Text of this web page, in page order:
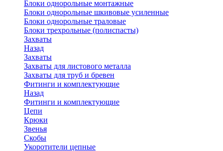
Блоки однорольные монтажные
Блоки однорольные шкивовые усиленные
Блоки однорольные траловые
Блоки трехрольные (полиспасты)
Захваты
Назад
Захваты
Захваты для листового металла
Захваты для труб и бревен
Фитинги и комплектующие
Назад
Фитинги и комплектующие
Цепи
Крюки
Звенья
Скобы
Укоротители цепные